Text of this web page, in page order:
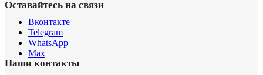
Оставайтесь на связи
Вконтакте
Telegram
WhatsApp
Max
Наши контакты